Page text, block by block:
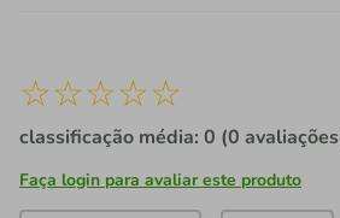
☆☆☆☆☆
classificação média: 0 (0
Faça login para avaliar este produto